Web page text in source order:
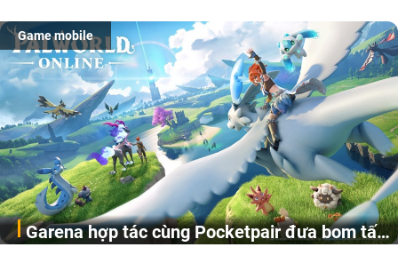
Game mobile
Garena hợp tác cùng Pocketpair đưa bom tấn